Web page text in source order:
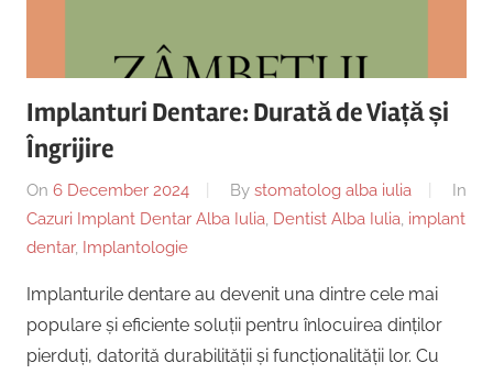
Centru
Implantologie
Lăncrănjan
19,
510218,
România
+40754463365
Implanturi Dentare: Durată de Viață și
Îngrijire
On 6 December 2024 By stomatolog alba iulia
In
Cazuri Implant Dentar Alba Iulia Dentist Alba Iulia implant
dentar, Implantologie
Implanturile dentare au devenit una dintre cele mai
populare și eficiente soluții pentru înlocuirea dinților
pierduți, datorită durabilității și funcționalității lor. Cu